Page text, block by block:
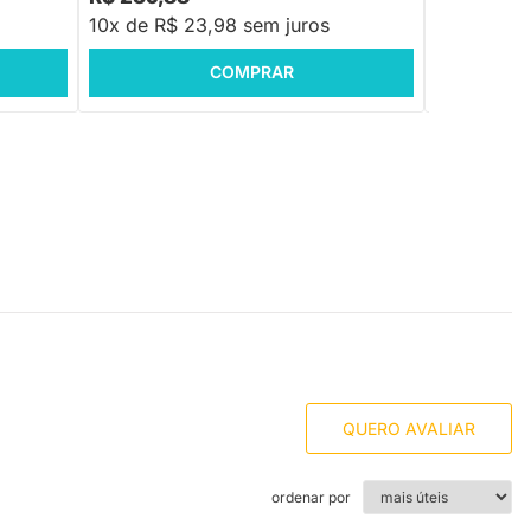
10x de R$ 23,98 sem juros
COMPRAR
QUERO AVALIAR
ordenar por